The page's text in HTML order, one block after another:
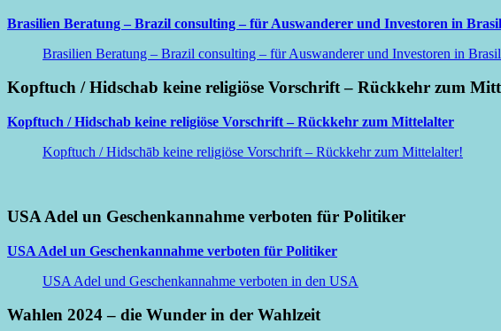
Brasilien Beratung – Brazil consulting – für Auswanderer und Investoren in
Brasilien Beratung – Brazil consulting – für Auswanderer und Investoren in
Kopftuch / Hidschab keine religiöse Vorschrift – Rückkehr zum
Kopftuch / Hidschab keine religiöse Vorschrift – Rückkehr zum Mittelalter
Kopftuch / Hidschāb keine religiöse Vorschrift – Rückkehr zum Mittelalter!
USA Adel un Geschenkannahme verboten für Politiker
USA Adel un Geschenkannahme verboten für Politiker
USA Adel und Geschenkannahme verboten in den USA
Wahlen 2024 – die Wunder in der Wahlzeit